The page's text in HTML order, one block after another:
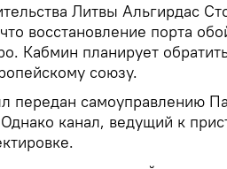
Литвы Альгирдас
восстановление порта
Кабмин планирует
союзу.
передан самоуправлению
Однако канал, ведущий к